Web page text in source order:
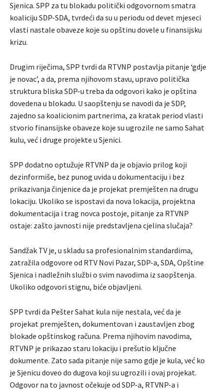
Sjenica. SPP za tu blokadu politički odgovornom smatra
koaliciju SDP-SDA, tvrdeći da su u periodu od devet mjeseci
vlasti nastale obaveze koje su opštinu dovele u finansijsku
krizu.
Drugim riječima, SPP tvrdi da RTVNP postavlja pitanje ‘gdje
je novac’, a da, prema njihovom stavu, upravo politička
struktura bliska SDP-u treba da odgovori kako je opština
dovedena u blokadu. U saopštenju se navodi da je SDP,
zajedno sa koalicionim partnerima, za kratak period vlasti
stvorio finansijske obaveze koje su ugrozile ne samo Sahat
kulu, već i druge projekte u Sjenici.
SPP dodatno optužuje RTVNP da je objavio prilog koji
dezinformiše, bez punog uvida u dokumentaciju i bez
prikazivanja činjenice da je projekat premješten na drugu
lokaciju. Ukoliko se ispostavi da nova lokacija, projektna
dokumentacija i trag novca postoje, pitanje za RTVNP
ostaje: zašto javnosti nije predstavljena cjelina slučaja?
Sandžak TV je, u skladu sa profesionalnim standardima,
zatražila odgovore od RTV Novi Pazar, SDP-a, SDA, Opštine
Sjenica i nadležnih službi o svim navodima iz saopštenja.
Ukoliko odgovori stignu, biće objavljeni.
SPP tvrdi da Pešter Sahat kula nije nestala, već da je
projekat premješten, dokumentovan i zaustavljen zbog
blokade opštinskog računa. Prema njihovim navodima,
RTVNP je prikazao staru lokaciju i prešutio ključne
dokumente. Zato sada pitanje nije samo gdje je kula, već ko
je Sjenicu doveo do dugova koji su ugrozili i ovaj projekat.
Odgovor na to javnost očekuje od SDP-a, RTVNP-a i